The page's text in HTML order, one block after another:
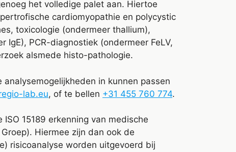
het volledige palet aan. Hiertoe
cardiomyopathie en polycystic
toxicologie (ondermeer thallium),
PCR-diagnostiek (ondermeer FeLV,
alsmede histo-pathologie.
in kunnen passen
lab.eu, of te bellen +31 455 760 774.
15189 erkenning van medische
Hiermee zijn dan ook de
risicoanalyse worden uitgevoerd bij